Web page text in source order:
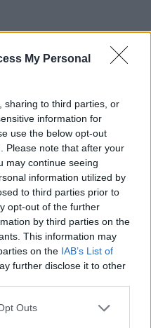
My Personal
sharing to third parties, or
information for
use the below opt-out
Please note that after your
may continue seeing
information utilized by
to third parties prior to
opt-out of the further
by third parties on the
This information may
on the IAB’s List of
further disclose it to other
Outs
#ai
szólhat hozzá.